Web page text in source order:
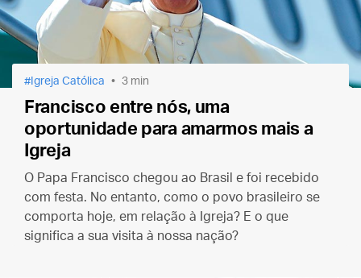
Igreja Católica 3 min
Francisco entre nós, uma
oportunidade para amarmos mais a
Igreja
O Papa Francisco chegou ao Brasil e foi recebido
com festa. No entanto, como o povo brasileiro se
comporta hoje, em relação à Igreja? E o que
significa a sua visita à nossa nação?